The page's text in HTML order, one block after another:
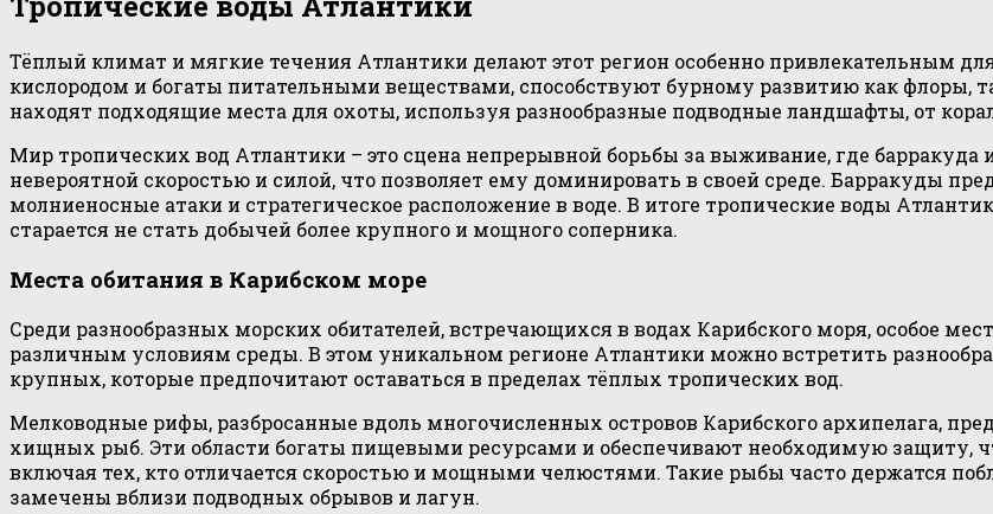
Тёплый климат и мягкие течения Атлантики делают этот регион особенно привлекательным
кислородом и богаты питательными веществами, способствуют бурному развитию как флоры,
находят подходящие места для охоты, используя разнообразные подводные ландшафты, от
Мир тропических вод Атлантики – это сцена непрерывной борьбы за выживание, где барракуда
невероятной скоростью и силой, что позволяет ему доминировать в своей среде. Барракуды
молниеносные атаки и стратегическое расположение в воде. В итоге тропические воды
старается не стать добычей более крупного и мощного соперника.
Места обитания в Карибском море
Среди разнообразных морских обитателей, встречающихся в водах Карибского моря, особое
различным условиям среды. В этом уникальном регионе Атлантики можно встретить
крупных, которые предпочитают оставаться в пределах тёплых тропических вод.
Мелководные рифы, разбросанные вдоль многочисленных островов Карибского архипелага,
хищных рыб. Эти области богаты пищевыми ресурсами и обеспечивают необходимую защиту,
включая тех, кто отличается скоростью и мощными челюстями. Такие рыбы часто держатся
замечены вблизи подводных обрывов и лагун.